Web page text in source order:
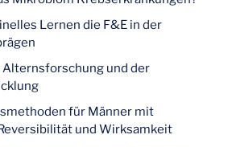
Lernen die F&E in der
und der
für Männer mit
und Wirksamkeit